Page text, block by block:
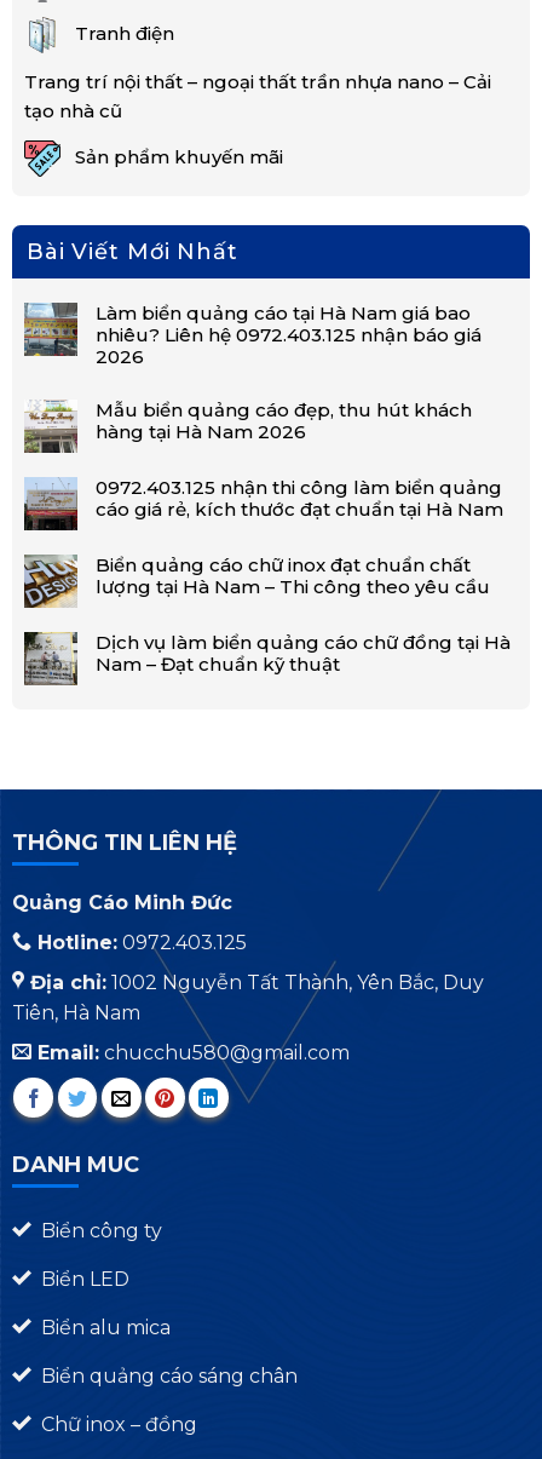
Tranh điện
Trang trí nội thất – ngoại thất trần nhựa nano – Cải
tạo nhà cũ
Sản phẩm khuyến mãi
Bài Viết Mới Nhất
Làm biển quảng cáo tại Hà Nam giá bao
nhiêu? Liên hệ 0972.403.125 nhận báo giá
2026
Mẫu biển quảng cáo đẹp, thu hút khách
hàng tại Hà Nam 2026
0972.403.125 nhận thi công làm biển quảng
cáo giá rẻ, kích thước đạt chuẩn tại Hà Nam
Biển quảng cáo chữ inox đạt chuẩn chất
lượng tại Hà Nam – Thi công theo yêu cầu
Dịch vụ làm biển quảng cáo chữ đồng tại Hà
Nam – Đạt chuẩn kỹ thuật
THÔNG TIN LIÊN HỆ
Quảng Cáo Minh Đức
Hotline:0972.403.125
Địa chỉ:1002 Nguyễn Tất Thành, Yên Bắc, Duy
Tiên, Hà Nam
Email:chucchu580@gmail.com
DANH MUC
Biển công ty
Biển LED
Biển alu mica
Biển quảng cáo sáng chân
Chữ inox – đồng